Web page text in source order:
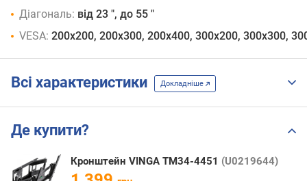
Діагональ: від 23 ", до 55 "
VESA: 200x200, 200х300, 200x400, 300x200, 300x300,
Всі характеристики Докладніше
Де купити?
Кронштейн VINGA TM34-4451 (U0219644)